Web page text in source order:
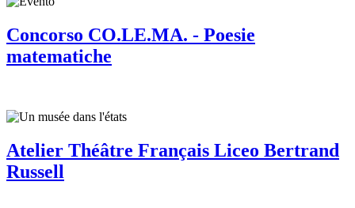
Concorso CO.LE.MA. - Poesie
matematiche
Atelier Théâtre Français Liceo Bertrand
Russell